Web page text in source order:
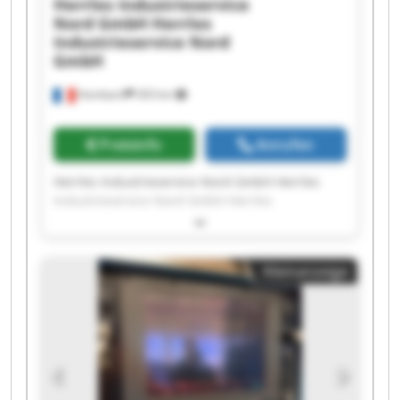
Hambach 303 km
Nord GmbHHerrles
Industrieservice Nord
GmbH
Preisinfo Anrufen
Herrles Industrieservice Nord GmbH Herrles
Industrieservice Nord GmbH Herrles
Industrieservice Nord GmbH Herrles
Industrieservice Nord GmbH Herrles
Industrieservice Nord GmbH Herrles
Industrieservice Nord GmbH Herrles
Industrieservice Nord GmbH Herrles
Industrieservice Nord GmbH Herrles
Industrieservice Nord GmbH Herrles
Industrieservice Nord GmbH Herrles
Kleinanzeige